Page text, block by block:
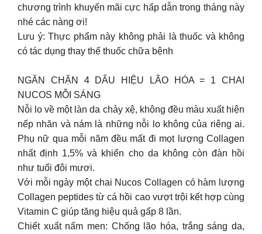
chương trình khuyến mãi cực hấp dẫn trong tháng này
nhé các nàng ơi!
Lưu ý: Thực phẩm này không phải là thuốc và không
có tác dụng thay thế thuốc chữa bệnh
NGĂN CHẶN 4 DẤU HIỆU LÃO HÓA = 1 CHAI
NUCOS MỖI SÁNG
Nỗi lo về một làn da chảy xệ, không đều màu xuất hiện
nếp nhăn và nám là những nỗi lo không của riêng ai.
Phụ nữ qua mỗi năm đều mất đi mọt lượng Collagen
nhất định 1,5% và khiến cho da không còn đàn hồi
như tuổi đôi mươi.
Với mỗi ngày một chai Nucos Collagen có hàm lượng
Collagen peptides từ cá hồi cao vượt trội kết hợp cùng
Vitamin C giúp tăng hiệu quả gấp 8 lần.
Chiết xuất nấm men: Chống lão hóa, trắng sáng da,